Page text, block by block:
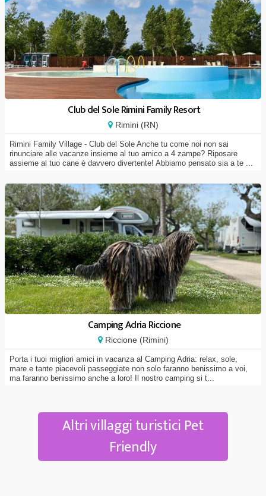
Club del Sole Rimini Family Resort
Rimini (RN)
Rimini Family Village - Club del Sole Anche tu come noi non sai
rinunciare alle vacanze insieme al tuo amico a 4 zampe? Riposare
assieme al tuo cane è davvero divertente! Abbiamo pensato sia a te ...
Camping Adria Riccione
Riccione (Rimini)
Porta i tuoi migliori amici in vacanza al Camping Adria: relax, sole,
mare e tante piacevoli passeggiate non solo faranno benissimo a voi,
ma faranno benissimo anche a loro! Il nostro camping si t...
Altri villaggi turistici Pet
Friendly